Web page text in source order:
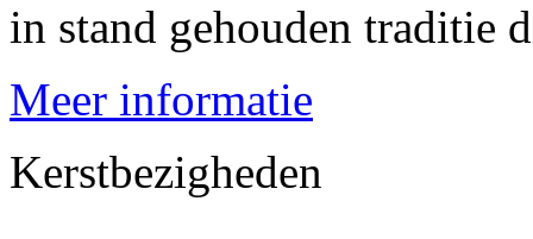
in stand gehouden traditie
Meer informatie
Kerstbezigheden